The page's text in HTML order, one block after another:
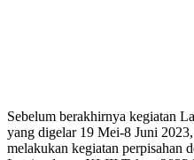
Sebelum berakhirnya kegiatan
yang digelar 19 Mei-8 Juni
melakukan kegiatan perpisahan